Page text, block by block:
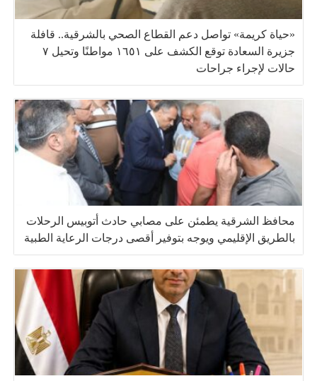
«حياة كريمة» تواصل دعم القطاع الصحي بالشرقية.. قافلة
جزيرة السعادة توقع الكشف على ١٦٥١ مواطنًا وتحيل ٧
حالات لإجراء جراحات
محافظ الشرقية يطمئن على مصابي حادث أتوبيس الرحلات
بالطريق الإقليمي ويوجه بتوفير أقصى درجات الرعاية الطبية